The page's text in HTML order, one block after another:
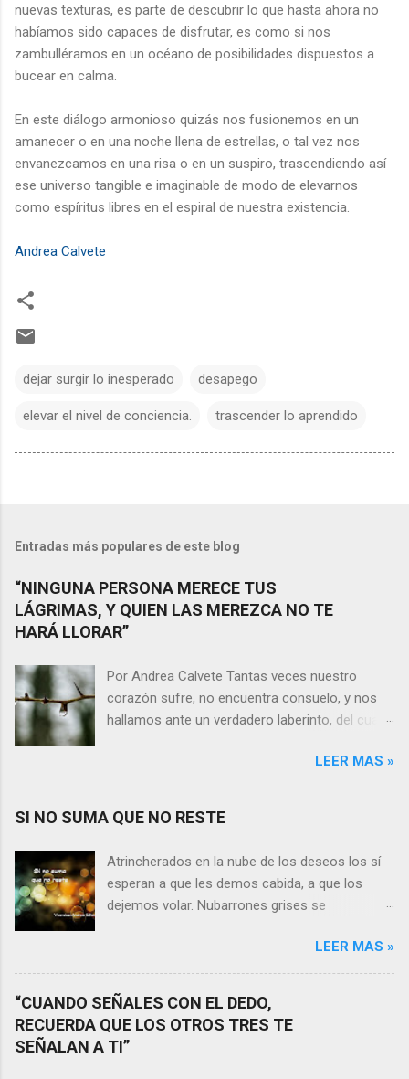
nuevas texturas, es parte de descubrir lo que hasta ahora no
habíamos sido capaces de disfrutar, es como si nos
zambulléramos en un océano de posibilidades dispuestos a
bucear en calma.
En este diálogo armonioso quizás nos fusionemos en un
amanecer o en una noche llena de estrellas, o tal vez nos
envanezcamos en una risa o en un suspiro, trascendiendo así
ese universo tangible e imaginable de modo de elevarnos
como espíritus libres en el espiral de nuestra existencia.
Andrea Calvete
dejar surgir lo inesperado desapego
elevar el nivel de conciencia. trascender lo aprendido
Entradas más populares de este blog
“NINGUNA PERSONA MERECE TUS
LÁGRIMAS, Y QUIEN LAS MEREZCA NO TE
HARÁ LLORAR”
Por Andrea Calvete Tantas veces nuestro
corazón sufre, no encuentra consuelo, y nos
hallamos ante un verdadero laberinto, del cual
razones pierden el sentido, y las respuestas se
alejan tan distantes que no alcanzamos a
nuestras lágrimas?, quizás quien esté
Por otra parte, si nos ponemos a pensar en
algún momento de la vida todos hemos sufrido
por causa de una persona. Entonces ¿cómo
“ninguna persona merece tus lágrimas, y quien
las merezca no te hará llorar”, tal vez
comprendamos que quien realmente nos
LEER MAS »
SI NO SUMA QUE NO RESTE
Atrincherados en la nube de los deseos los sí
esperan a que les demos cabida, a que los
dejemos volar. Nubarrones grises se
indecisión, o simplemente por no ver con
claridad el camino a seguir. Lo claro es que si
no suma que no reste. En esa puja por decidir,
entran en nuestra vida conceptos y personas
que en realidad no tienen demasiada cabida,
LEER MAS »
“CUANDO SEÑALES CON EL DEDO,
RECUERDA QUE LOS OTROS TRES TE
SEÑALAN A TI”